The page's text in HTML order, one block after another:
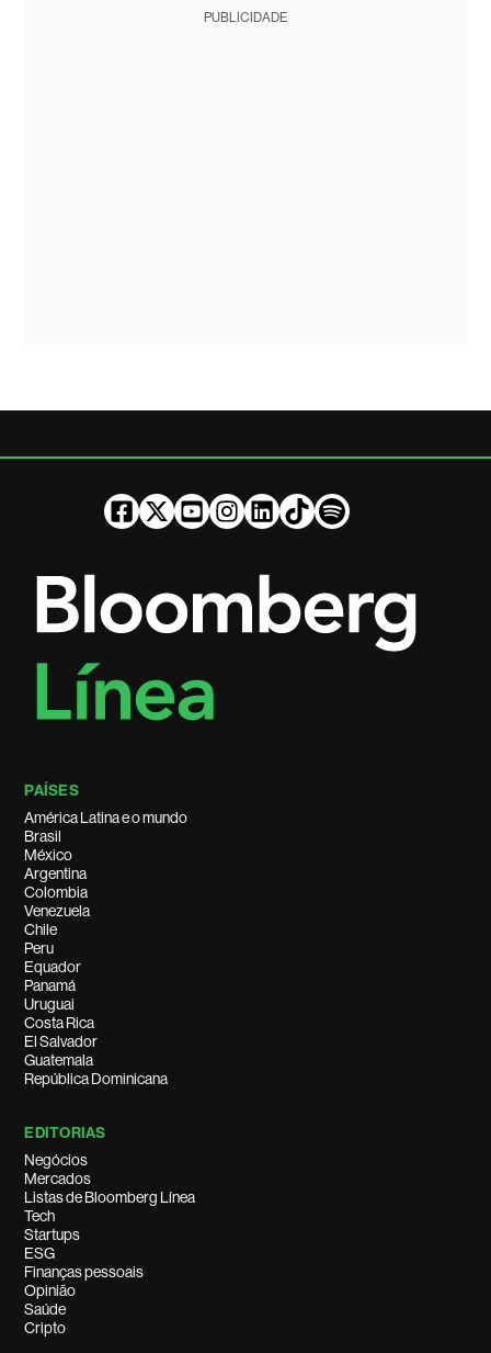
PUBLICIDADE
PAÍSES
América Latina e o mundo
Brasil
México
Argentina
Colombia
Venezuela
Chile
Peru
Equador
Panamá
Uruguai
Costa Rica
El Salvador
Guatemala
República Dominicana
EDITORIAS
Negócios
Mercados
Listas de Bloomberg Línea
Tech
Startups
ESG
Finanças pessoais
Opinião
Saúde
Cripto